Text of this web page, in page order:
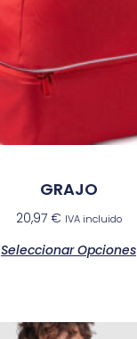
GRAJO
20,97 € IVA incluido
Seleccionar Opciones